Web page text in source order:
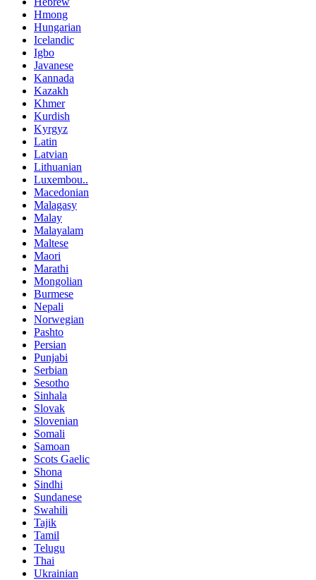
Hmong
Hungarian
Icelandic
Igbo
Javanese
Kannada
Kazakh
Khmer
Kurdish
Kyrgyz
Latin
Latvian
Lithuanian
Luxembou..
Macedonian
Malagasy
Malay
Malayalam
Maltese
Maori
Marathi
Mongolian
Burmese
Nepali
Norwegian
Pashto
Persian
Punjabi
Serbian
Sesotho
Sinhala
Slovak
Slovenian
Somali
Samoan
Scots Gaelic
Shona
Sindhi
Sundanese
Swahili
Tajik
Tamil
Telugu
Thai
Ukrainian